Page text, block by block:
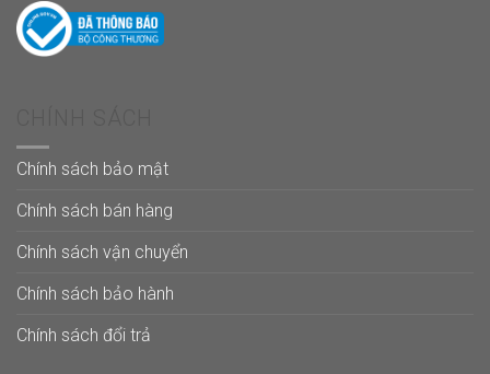
Chính sách bảo mật
Chính sách bán hàng
Chính sách vận chuyển
Chính sách bảo hành
Chính sách đổi trả